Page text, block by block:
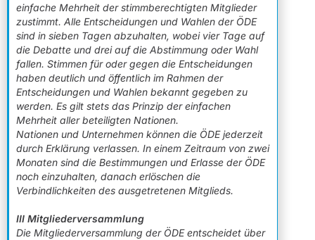
einfache Mehrheit der stimmberechtigten Mitglieder
zustimmt. Alle Entscheidungen und Wahlen der ÖDE
sind in sieben Tagen abzuhalten, wobei vier Tage auf
die Debatte und drei auf die Abstimmung oder Wahl
fallen. Stimmen für oder gegen die Entscheidungen
haben deutlich und öffentlich im Rahmen der
Entscheidungen und Wahlen bekannt gegeben zu
werden. Es gilt stets das Prinzip der einfachen
Mehrheit aller beteiligten Nationen.
Nationen und Unternehmen können die ÖDE jederzeit
durch Erklärung verlassen. In einem Zeitraum von zwei
Monaten sind die Bestimmungen und Erlasse der ÖDE
noch einzuhalten, danach erlöschen die
Verbindlichkeiten des ausgetretenen Mitglieds.
III Mitgliederversammlung
Die Mitgliederversammlung der ÖDE entscheidet über